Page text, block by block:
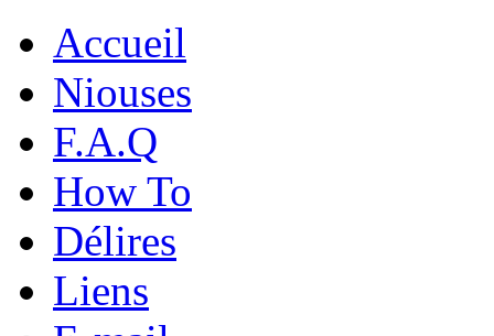
Accueil
Niouses
F.A.Q
How To
Délires
Liens